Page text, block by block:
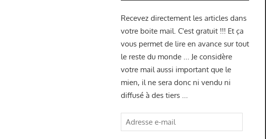
Recevez directement les articles dans
votre boite mail. C'est gratuit !!! Et ça
vous permet de lire en avance sur tout
le reste du monde ... Je considère
votre mail aussi important que le
mien, il ne sera donc ni vendu ni
diffusé à des tiers ...
Adresse
e-